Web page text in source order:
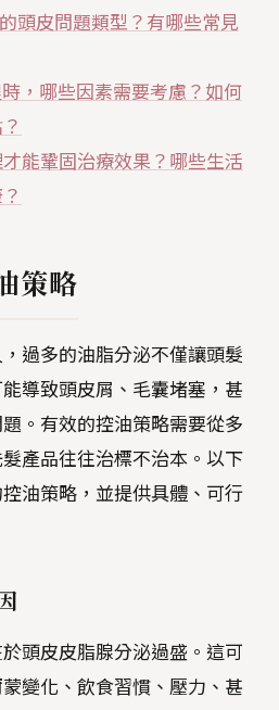
頭皮問題類型？有哪些常見
，哪些因素需要考慮？如何
能鞏固治療效果？哪些生活
策略
過多的油脂分泌不僅讓頭髮
導致頭皮屑、毛囊堵塞，甚
。有效的控油策略需要從多
產品往往治標不治本。以下
油策略，並提供具體、可行
頭皮皮脂腺分泌過盛。這可
變化、飲食習慣、壓力、甚